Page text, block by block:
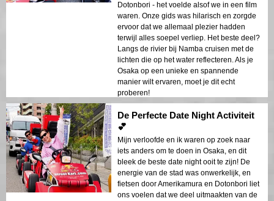
Dotonbori - het voelde alsof we in een film
waren. Onze gids was hilarisch en zorgde
ervoor dat we allemaal plezier hadden
terwijl alles soepel verliep. Het beste deel?
Langs de rivier bij Namba cruisen met de
lichten die op het water reflecteren. Als je
Osaka op een unieke en spannende
manier wilt ervaren, moet je dit echt
proberen!
De Perfecte Date Night Activiteit
💕
Mijn verloofde en ik waren op zoek naar
iets anders om te doen in Osaka, en dit
bleek de beste date night ooit te zijn! De
energie van de stad was onwerkelijk, en
fietsen door Amerikamura en Dotonbori liet
ons voelen dat we deel uitmaakten van de